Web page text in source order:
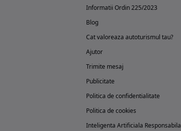
Informatii Ordin 225/2023
Blog
Cat valoreaza autoturismul tau?
Ajutor
Trimite mesaj
Publicitate
Politica de confidentialitate
Politica de cookies
Inteligenta Artificiala Responsabila